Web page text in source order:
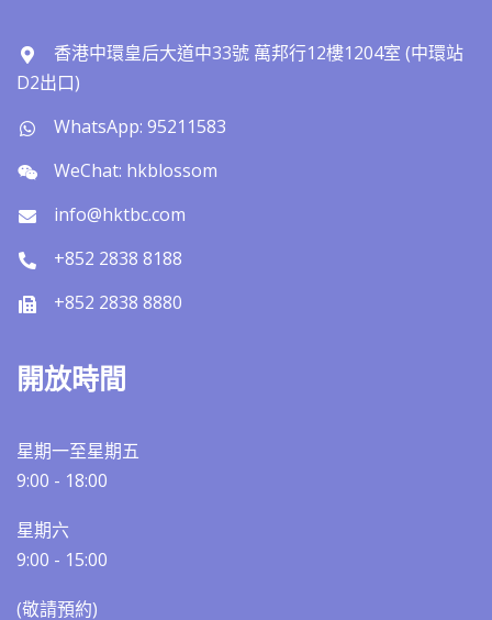
香港中環皇后大道中33號 萬邦行12樓1204室 (中環站
D2出口)
WhatsApp: 95211583
WeChat: hkblossom
info@hktbc.com
+852 2838 8188
+852 2838 8880
開放時間
星期一至星期五
9:00 - 18:00
星期六
9:00 - 15:00
(敬請預約)​​